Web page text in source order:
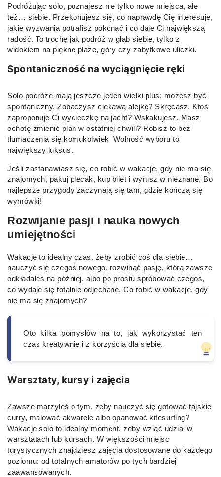
Podróżując solo, poznajesz nie tylko nowe miejsca, ale
też… siebie. Przekonujesz się, co naprawdę Cię interesuje,
jakie wyzwania potrafisz pokonać i co daje Ci największą
radość. To trochę jak podróż w głąb siebie, tylko z
widokiem na piękne plaże, góry czy zabytkowe uliczki.
Spontaniczność na wyciągnięcie ręki
Solo podróże mają jeszcze jeden wielki plus: możesz być
spontaniczny. Zobaczysz ciekawą alejkę? Skręcasz. Ktoś
zaproponuje Ci wycieczkę na jacht? Wskakujesz. Masz
ochotę zmienić plan w ostatniej chwili? Robisz to bez
tłumaczenia się komukolwiek. Wolność wyboru to
największy luksus.
Jeśli zastanawiasz się, co robić w wakacje, gdy nie ma się
znajomych, pakuj plecak, kup bilet i wyrusz w nieznane. Bo
najlepsze przygody zaczynają się tam, gdzie kończą się
wymówki!
Rozwijanie pasji i nauka nowych
umiejętności
Wakacje to idealny czas, żeby zrobić coś dla siebie…
nauczyć się czegoś nowego, rozwinąć pasję, którą zawsze
odkładałeś na później, albo po prostu spróbować czegoś,
co wydaje się totalnie odjechane. Co robić w wakacje, gdy
nie ma się znajomych?
Oto kilka pomysłów na to, jak wykorzystać ten
czas kreatywnie i z korzyścią dla siebie.
Warsztaty, kursy i zajęcia
Zawsze marzyłeś o tym, żeby nauczyć się gotować tajskie
curry, malować akwarele albo opanować kitesurfing?
Wakacje solo to idealny moment, żeby wziąć udział w
warsztatach lub kursach. W większości miejsc
turystycznych znajdziesz zajęcia dostosowane do każdego
poziomu: od totalnych amatorów po tych bardziej
zaawansowanych.